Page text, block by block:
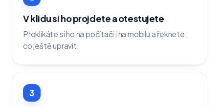
V klidu si ho projdete a otestujete
Proklikáte si ho na počítači i na mobilu a řeknete,
co ještě upravit.
3